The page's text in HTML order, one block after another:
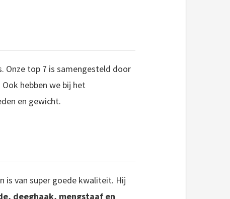
Onze top 7 is samengesteld door
hebben we bij het
en gewicht.
is van super goede kwaliteit. Hij
deeghaak, mengstaaf en